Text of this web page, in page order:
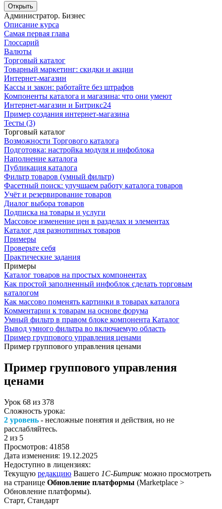
Открыть
Администратор. Бизнес
Описание курса
Самая первая глава
Глоссарий
Валюты
Торговый каталог
Товарный маркетинг: скидки и акции
Интернет-магазин
Кассы и закон: работайте без штрафов
Компоненты каталога и магазина: что они умеют
Интернет-магазин и Битрикс24
Пример создания интернет-магазина
Тесты (3)
Торговый каталог
Возможности Торгового каталога
Подготовка: настройка модуля и инфоблока
Наполнение каталога
Публикация каталога
Фильтр товаров (умный фильтр)
Фасетный поиск: улучшаем работу каталога товаров
Учёт и резервирование товаров
Диалог выбора товаров
Подписка на товары и услуги
Массовое изменение цен в разделах и элементах
Каталог для разнотипных товаров
Примеры
Проверьте себя
Практические задания
Примеры
Каталог товаров на простых компонентах
Как простой заполненный инфоблок сделать торговым
каталогом
Как массово поменять картинки в товарах каталога
Комментарии к товарам на основе форума
Умный фильтр в правом блоке компонента Каталог
Вывод умного фильтра во включаемую область
Пример группового управления ценами
Пример группового управления ценами
Пример группового управления
ценами
Урок 68 из 378
Сложность урока:
2 уровень - несложные понятия и действия, но не
расслабляйтесь.
2 из 5
Просмотров: 41858
Дата изменения: 19.12.2025
Недоступно в лицензиях:
Текущую редакцию Вашего 1С-Битрикс можно просмотреть
на странице Обновление платформы (Marketplace >
Обновление платформы).
Старт, Стандарт